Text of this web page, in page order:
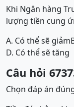
Khi Ngân hàng
lượng tiền cung
A. Có thể sẽ giảm
D. Có thể sẽ tăng
Câu hỏi
Chọn đáp án